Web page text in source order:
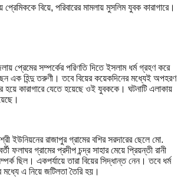
প্রেমের সম্পর্কের পরিণতি দিতে ইসলাম ধর্ম গ্রহণ করে
এক হিন্দু তরুণী। তবে বিয়ের কয়েকদিনের মধ্যেই অপহরণ
হয়ে কারাগারে যেতে হয়েছে ওই যুবককে। ঘটনাটি এলাকায়
ইউনিয়নের রাজাপুর গ্রামের বশির সরদারের ছেলে মো.
ফলাঘর গ্রামের প্রদীপ চন্দ্র সাহার মেয়ে প্রিয়ন্তী রানী
ছিল। একপর্যায়ে তারা বিয়ের সিদ্ধান্ত নেন। তবে ধর্ম
মধ্যে এ নিয়ে জটিলতা তৈরি হয়।